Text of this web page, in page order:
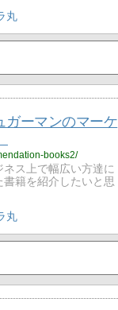
丸
ガーマンのマーケ
books2/
ス上で幅広い方達に
籍を紹介したいと思
丸